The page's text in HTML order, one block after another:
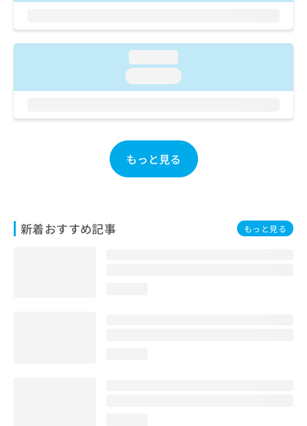
もっと見る
新着おすすめ記事 もっと見る
は
ち